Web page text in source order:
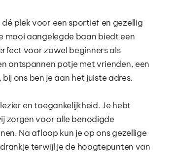
dé plek voor een sportief en gezellig
mooi aangelegde baan biedt een
voor zowel beginners als
ontspannen potje met vrienden, een
ons ben je aan het juiste adres.
en toegankelijkheid. Je hebt
zorgen voor alle benodigde
Na afloop kun je op ons gezellige
terwijl je de hoogtepunten van